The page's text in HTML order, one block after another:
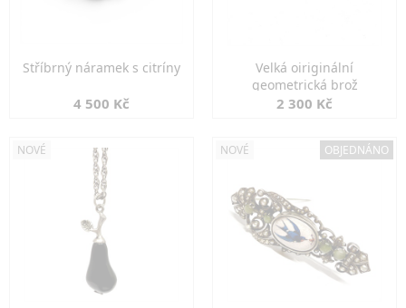
Stříbrný náramek s citríny
4 500 Kč
Velká oiriginální
geometrická brož
2 300 Kč
NOVÉ NOVÉ OBJEDNÁNO